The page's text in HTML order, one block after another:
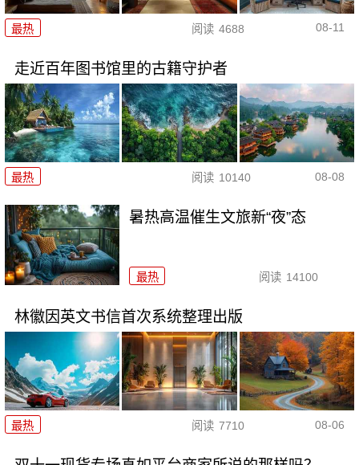
最热 阅读 4688 08-11
走近百年图书馆里的古籍守护者
最热 阅读 10140 08-08
暑热高温催生文旅新“夜”态
最热 阅读 14100
林徽因英文书信首次系统整理出版
最热 阅读 7710 08-06